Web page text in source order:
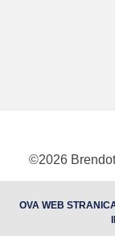
©2026
optimizacija
OVA WEB